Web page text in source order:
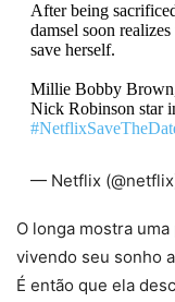
After being
damsel soon
save herself.
Millie Bobby
Nick Robinson star
— Netflix
O longa mostra
vivendo seu sonho
É então que ela